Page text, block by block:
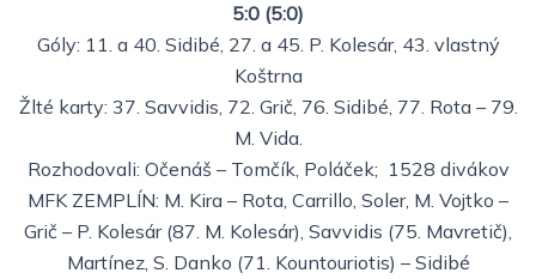
5:0 (5:0)
Góly: 11. a 40. Sidibé, 27. a 45. P. Kolesár, 43. vlastný
Koštrna
Žlté karty: 37. Savvidis, 72. Grič, 76. Sidibé, 77. Rota – 79.
M. Vida.
Rozhodovali: Očenáš – Tomčík, Poláček; 1528 divákov
MFK ZEMPLÍN: M. Kira – Rota, Carrillo, Soler, M. Vojtko –
Grič – P. Kolesár (87. M. Kolesár), Savvidis (75. Mavretič),
Martínez, S. Danko (71. Kountouriotis) – Sidibé